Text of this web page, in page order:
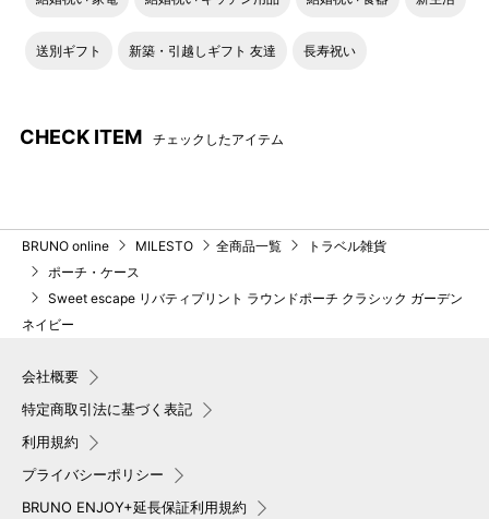
送別ギフト 新築・引越しギフト 友達 長寿祝い
CHECK ITEM チェックしたアイテム
BRUNO online MILESTO 全商品一覧
トラベル雑貨
ポーチ・ケース
Sweet escape リバティプリント ラウンドポーチ クラシック ガーデン
ネイビー
会社概要
特定商取引法に基づく表記
利用規約
プライバシーポリシー
BRUNO ENJOY+延長保証利用規約